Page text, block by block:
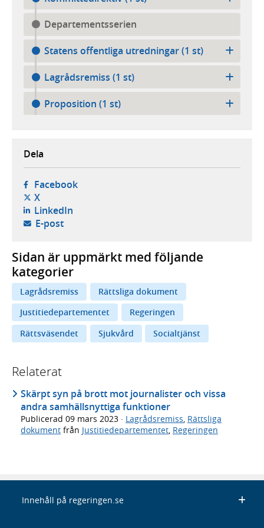
Departementsserien
Statens offentliga utredningar (1 st)
Lagrådsremiss (1 st)
Proposition (1 st)
Dela
Facebook- öppnas i ny flik, extern webbplats,
X- öppnas i ny flik, extern webbplats,
LinkedIn- öppnas i ny flik, extern webbplats,
E-post- öppnar din e-postklient,
Sidan är uppmärkt med följande
kategorier
Lagrådsremiss
Rättsliga dokument
Justitiedepartementet
Regeringen
Rättsväsendet
Sjukvård Socialtjänst
Relaterat
Skärpt syn på brott mot journalister och vissa
andra samhällsnyttiga funktioner
Publicerad 09 mars 2023 · Lagrådsremiss, Rättsliga
dokument från Justitiedepartementet, Regeringen
Innehåll på regeringen.se